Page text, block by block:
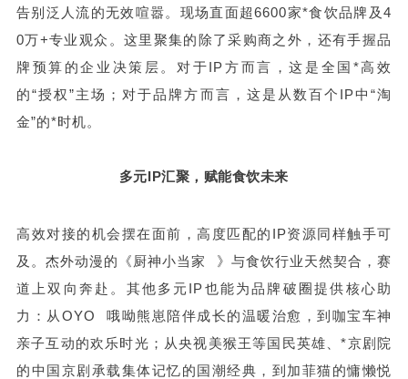
告别泛人流的无效喧嚣。现场直面超6600家*食饮品牌及4
0万+专业观众。这里聚集的除了采购商之外，还有手握品
牌预算的企业决策层。对于IP方而言，这是全国*高效
的“授权”主场；对于品牌方而言，这是从数百个IP中“淘
金”的*时机。
多元IP汇聚，赋能食饮未来
高效对接的机会摆在面前，高度匹配的IP资源同样触手可
及。杰外动漫的《 厨神小当家
》与食饮行业天然契合，赛
道上双向奔赴。其他多元IP也能为品牌破圈提供核心助
力：从 OYO
哦呦熊崽陪伴成长的温暖治愈，到咖宝车神
亲子互动的欢乐时光；从央视美猴王等国民英雄、*京剧院
的中国京剧承载集体记忆的国潮经典，到加菲猫的慵懒悦